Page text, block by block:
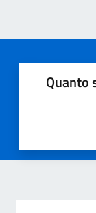
Quanto